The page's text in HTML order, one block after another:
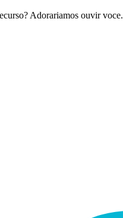
Adorariamos ouvir voce.